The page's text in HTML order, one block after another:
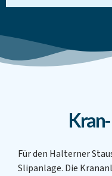
Für den Halterner
Slipanlage. Die